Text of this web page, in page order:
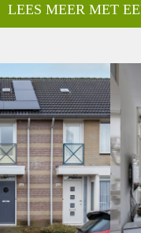
wijk Tempel,
zoals
Dichtbij Winkelcentrum
Bovendien is het
te bereiken.
biedt alle ruimte,
voor de toekomst? Maak
te bieden heeft!
LEES MEER MET